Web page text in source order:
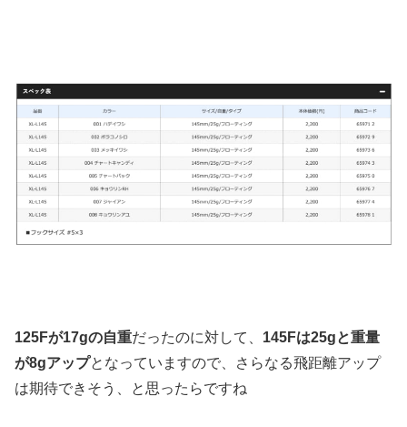
125Fが17gの自重だったのに対して、 145Fは25gと重量
が8gアップとなっていますので、さらなる飛距離アップ
は期待できそう、と思ったらですね